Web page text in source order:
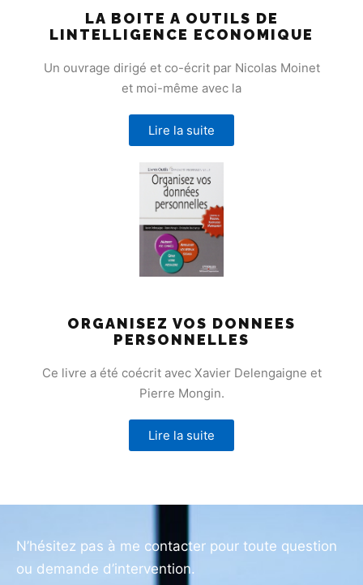
LA BOITE A OUTILS DE
LINTELLIGENCE ECONOMIQUE
Un ouvrage dirigé et co-écrit par Nicolas Moinet
et moi-même avec la
Lire la suite
ORGANISEZ VOS DONNEES
PERSONNELLES
Ce livre a été coécrit avec Xavier Delengaigne et
Pierre Mongin.
Lire la suite
N’hésitez pas à me contacter pour toute question
ou demande d’intervention.